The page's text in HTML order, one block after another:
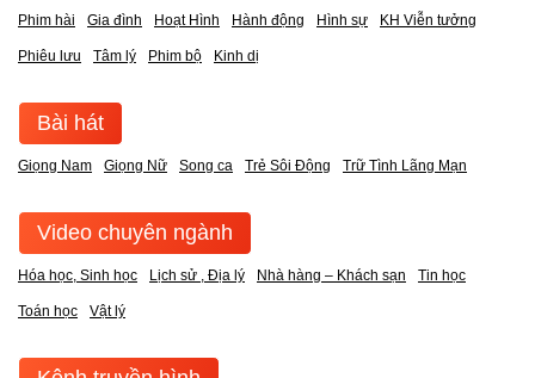
Phim hài Gia đình Hoạt Hình Hành động Hình sự KH Viễn tưởng
Phiêu lưu Tâm lý Phim bộ Kinh dị
Bài hát
Giọng Nam Giọng Nữ Song ca Trẻ Sôi Động Trữ Tình Lãng Mạn
Video chuyên ngành
Hóa học, Sinh học Lịch sử , Địa lý Nhà hàng – Khách sạn Tin học
Toán học Vật lý